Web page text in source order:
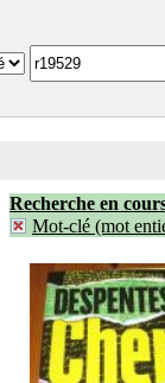
Recherche en
Mot-clé (mot